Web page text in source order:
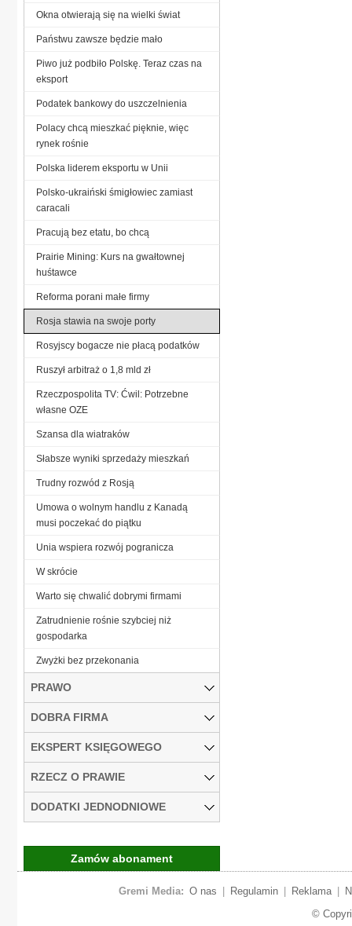
Okna otwierają się na wielki świat
Państwu zawsze będzie mało
Piwo już podbiło Polskę. Teraz czas na
eksport
Podatek bankowy do uszczelnienia
Polacy chcą mieszkać pięknie, więc
rynek rośnie
Polska liderem eksportu w Unii
Polsko-ukraiński śmigłowiec zamiast
caracali
Pracują bez etatu, bo chcą
Prairie Mining: Kurs na gwałtownej
huśtawce
Reforma porani małe firmy
Rosja stawia na swoje porty
Rosyjscy bogacze nie płacą podatków
Ruszył arbitraż o 1,8 mld zł
Rzeczpospolita TV: Ćwil: Potrzebne
własne OZE
Szansa dla wiatraków
Słabsze wyniki sprzedaży mieszkań
Trudny rozwód z Rosją
Umowa o wolnym handlu z Kanadą
musi poczekać do piątku
Unia wspiera rozwój pogranicza
W skrócie
Warto się chwalić dobrymi firmami
Zatrudnienie rośnie szybciej niż
gospodarka
Zwyżki bez przekonania
PRAWO
DOBRA FIRMA
EKSPERT KSIĘGOWEGO
RZECZ O PRAWIE
DODATKI JEDNODNIOWE
Zamów abonament
Gremi Media: O nas Regulamin Reklama
©